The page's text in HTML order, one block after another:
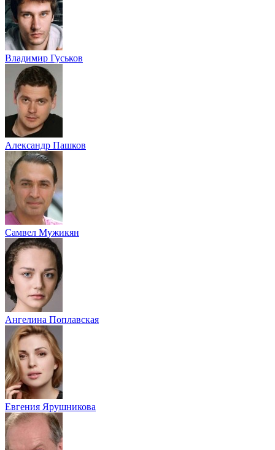
Владимир Гуськов
Александр Пашков
Самвел Мужикян
Ангелина Поплавская
Евгения Ярушникова